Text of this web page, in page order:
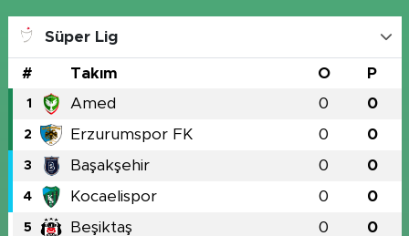
Süper Lig
# Takım O P
1 Amed 0 0
2 Erzurumspor FK 0 0
3 Başakşehir 0 0
4 Kocaelispor 0 0
5 Beşiktaş 0 0